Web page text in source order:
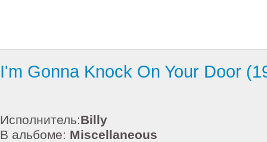
I'm Gonna Knock On Your Door
Исполнитель:Billy
В альбоме: Miscellaneous